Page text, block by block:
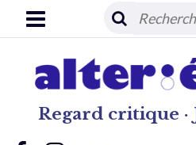
Regard critique ·